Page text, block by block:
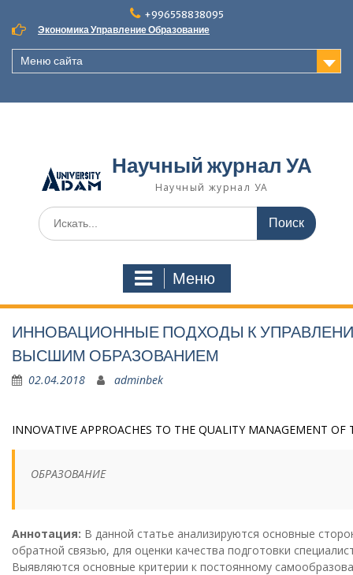
+996558838095
Экономика Управление Образование
Меню сайта
Научный журнал УА
Научный журнал УА
Поиск
для:
Меню
ИННОВАЦИОННЫЕ ПОДХОДЫ К
ВЫСШИМ ОБРАЗОВАНИЕМ
02.04.2018 adminbek
INNOVATIVE APPROACHES TO THE QUALITY MANAGEMENT
ОБРАЗОВАНИЕ
Аннотация: В данной статье анализируются основные
обратной связью, для оценки качества подготовки
Выявляются основные критерии к постоянному